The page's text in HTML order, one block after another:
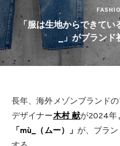
「服は生地からできて
_」がブラン
長年、海外メゾンブランド
デザイナー木村 献が2024年
「mù_（ムー）」 が、ブラ